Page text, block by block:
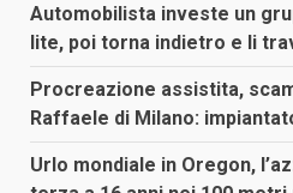
Automobilista investe un
lite, poi torna indietro e li
Procreazione assistita,
Raffaele di Milano:
Urlo mondiale in Oregon,